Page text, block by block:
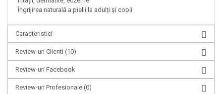
Îngrijirea naturală a pielii la adulți și copii
Caracteristici
Review-uri Clienti (10)
Review-uri Facebook
Review-uri Profesionale (0)